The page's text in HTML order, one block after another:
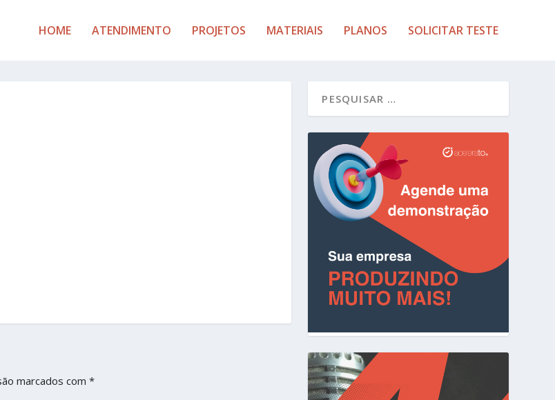
HOME ATENDIMENTO PROJETOS MATERIAIS PLANOS SOLICITAR TESTE
marcados com*